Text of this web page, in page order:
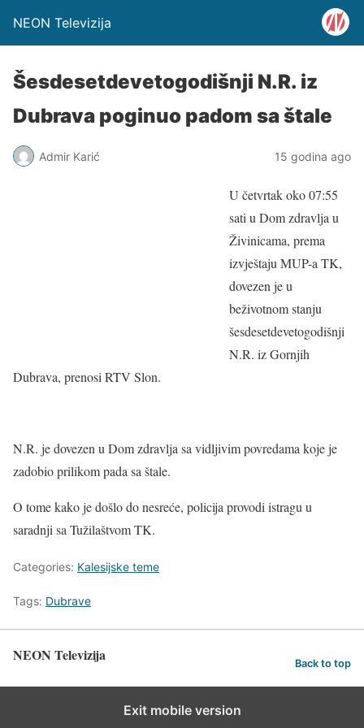
NEON Televizija
Šesdesetdevetogodišnji N.R. iz
Dubrava poginuo padom sa štale
Admir Karić 15 godina ago
U četvrtak oko 07:55
sati u Dom zdravlja u
Živinicama, prema
izvještaju MUP-a TK,
dovezen je u
beživotnom stanju
šesdesetdevetogodišnji
N.R. iz Gornjih
Dubrava, prenosi RTV Slon.
N.R. je dovezen u Dom zdravlja sa vidljivim povredama koje je
zadobio prilikom pada sa štale.
O tome kako je došlo do nesreće, policija provodi istragu u
saradnji sa Tužilaštvom TK.
Categories: Kalesijske teme
Tags: Dubrave
NEON Televizija Back to top
Exit mobile version